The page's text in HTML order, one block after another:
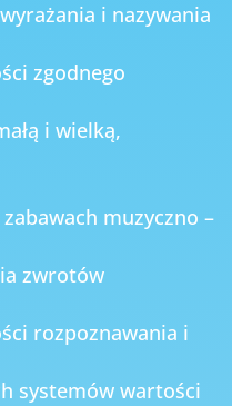
i nazywania
zgodnego
i wielką,
muzyczno –
zwrotów
rozpoznawania i
systemów wartości